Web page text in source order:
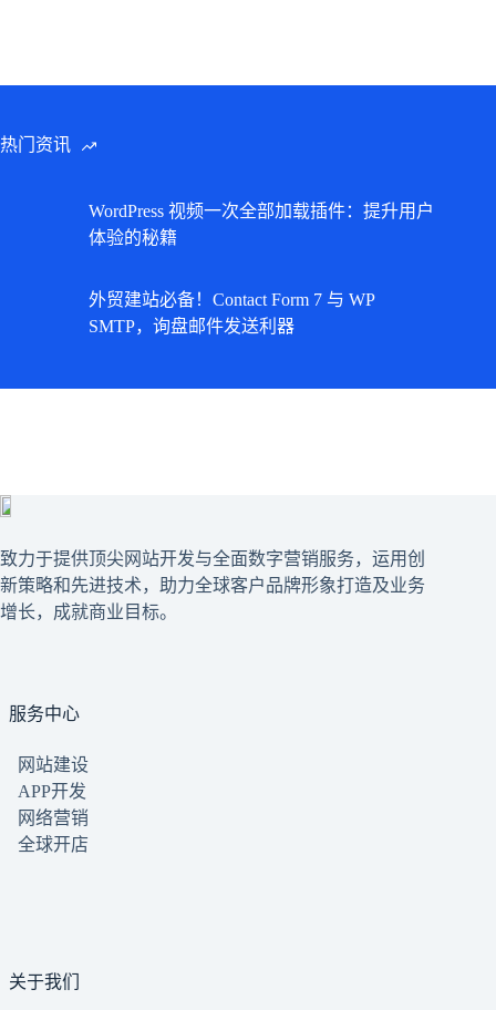
热门资讯
WordPress 视频一次全部加载插件：提升用户
体验的秘籍
外贸建站必备！Contact Form 7 与 WP
SMTP，询盘邮件发送利器
致力于提供顶尖网站开发与全面数字营销服务，运用创
新策略和先进技术，助力全球客户品牌形象打造及业务
增长，成就商业目标。
服务中心
网站建设
APP开发
网络营销
全球开店
关于我们